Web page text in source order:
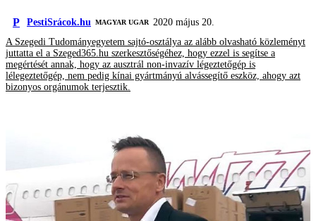
P PestiSrácok.hu MAGYAR UGAR 2020 május 20.
A Szegedi Tudományegyetem sajtó-osztálya az alább olvasható közleményt
juttatta el a Szeged365.hu szerkesztőségéhez, hogy ezzel is segítse a
megértését annak, hogy az ausztrál non-invazív légeztetőgép is
lélegeztetőgép, nem pedig kínai gyártmányú alvássegítő eszköz, ahogy azt
bizonyos orgánumok terjesztik.